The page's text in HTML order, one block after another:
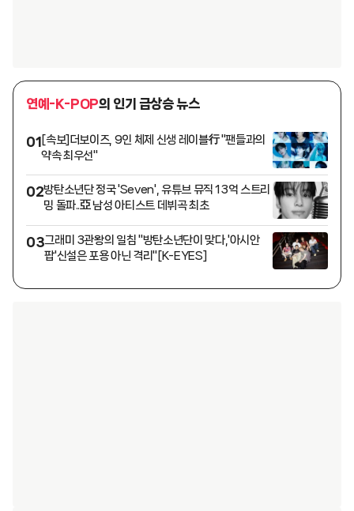
연예-K-POP의 인기 급상승 뉴스
01[속보]더보이즈, 9인 체제 신생 레이블行 "팬들과의
약속 최우선"
02방탄소년단 정국 'Seven', 유튜브 뮤직 13억 스트리
밍 돌파..亞 남성 아티스트 데뷔곡 최초
03그래미 3관왕의 일침 "방탄소년단이 맞다,'아시안
팝'신설은 포용 아닌 격리"[K-EYES]